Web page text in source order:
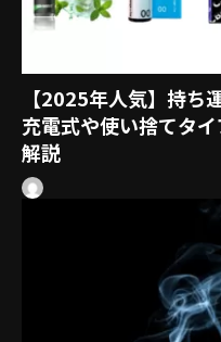
【2025年人気】持ち
充電式や使い捨てタ
解説